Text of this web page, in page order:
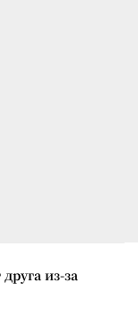
из-за